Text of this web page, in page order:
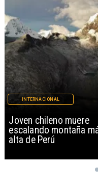
Brasil reduce contacto
diplomático con
Argentina por dichos de
INTERNACIONAL